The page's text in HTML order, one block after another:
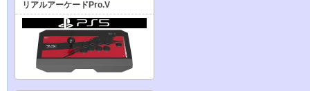
リアルアーケードPro.V